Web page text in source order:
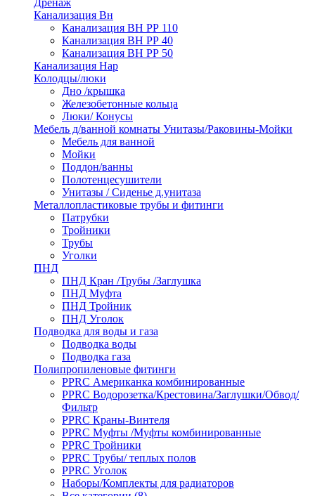
Дренаж
Канализация Вн
Канализация ВН РР 110
Канализация ВН РР 40
Канализация ВН РР 50
Канализация Нар
Колодцы/люки
Дно /крышка
Железобетонные кольца
Люки/ Конусы
Мебель д/ванной комнаты Унитазы/Раковины-Мойки
Мебель для ванной
Мойки
Поддон/ванны
Полотенцесушители
Унитазы / Сиденье д.унитаза
Металлопластиковые трубы и фитинги
Патрубки
Тройники
Трубы
Уголки
ПНД
ПНД Кран /Трубы /Заглушка
ПНД Муфта
ПНД Тройник
ПНД Уголок
Подводка для воды и газа
Подводка воды
Подводка газа
Полипропиленовые фитинги
PPRC Американка комбинированные
PPRC Водорозетка/Крестовина/Заглушки/Обвод/
Фильтр
PPRC Краны-Винтеля
PPRC Муфты /Муфты комбинированные
PPRC Тройники
PPRC Трубы/ теплых полов
PPRC Уголок
Наборы/Комплекты для радиаторов